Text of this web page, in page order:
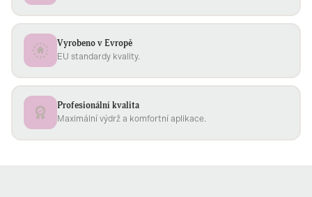
Vyrobeno v Evropě
EU standardy kvality.
Profesionální kvalita
Maximální výdrž a komfortní aplikace.